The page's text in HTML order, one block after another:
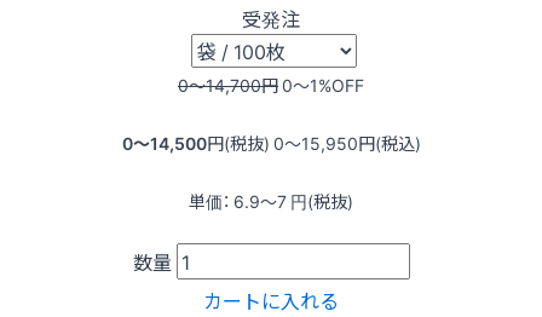
受発注
0〜14,700円0〜1%OFF
0〜14,500円(税抜) 0〜15,950円(税込)
単価： 6.9〜7 円(税抜)
数量
カートに入れる